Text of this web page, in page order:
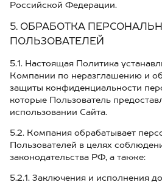
Российской Федерации.
5. ОБРАБОТКА
ПОЛЬЗОВАТЕЛЕЙ
5.1. Настоящая Политика
Компании по неразглашению и
защиты конфиденциальности
которые Пользователь
использовании Сайта.
5.2. Компания обрабатывает
Пользователей в целях
законодательства РФ, а также:
5.2.1. Заключения и исполнения